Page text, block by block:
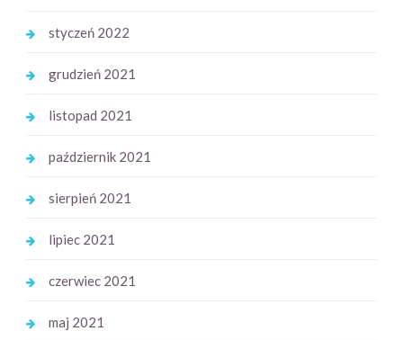
styczeń 2022
grudzień 2021
listopad 2021
październik 2021
sierpień 2021
lipiec 2021
czerwiec 2021
maj 2021